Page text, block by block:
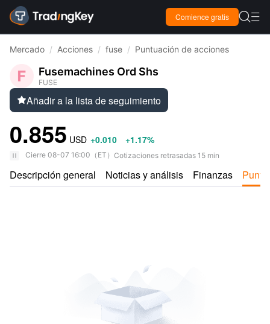
Comience gratis  
Mercado / Acciones / fuse / Puntuación de acciones
Fusemachines Ord Shs
FUSE
Añadir a la lista de seguimiento
0.855 USD +0.010 +1.17%
Cierre 08-07 16:00 （ ET ） Cotizaciones retrasadas 15 min
Descripción general Noticias y análisis Finanzas